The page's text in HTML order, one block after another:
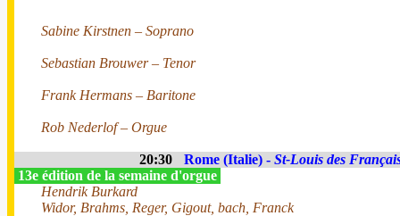
Sabine Kirstnen – Soprano
Sebastian Brouwer – Tenor
Frank Hermans – Baritone
Rob Nederlof – Orgue
20:30 Rome (Italie) - St-Louis des
13e édition de la semaine d'orgue
Hendrik Burkard
Widor, Brahms, Reger, Gigout, bach, Franck